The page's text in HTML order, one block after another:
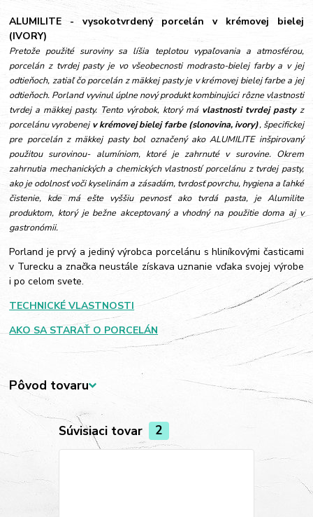
ALUMILITE - vysokotvrdený porcelán v krémovej bielej
(IVORY)
Pretože použité suroviny sa líšia teplotou vypaľovania a atmosférou,
porcelán z tvrdej pasty je vo všeobecnosti modrasto-bielej farby a v jej
odtieňoch, zatiaľ čo porcelán z mäkkej pasty je v krémovej bielej farbe a jej
odtieňoch. Porland vyvinul úplne nový produkt kombinujúci rôzne vlastnosti
tvrdej a mäkkej pasty. Tento výrobok, ktorý má vlastnosti tvrdej pastyz
porcelánu vyrobenejv krémovej bielej farbe (slonovina, ivory), špecifickej
pre porcelán z mäkkej pasty bol označený ako ALUMILITE inšpirovaný
použitou surovinou- alumíniom, ktoré je zahrnuté v surovine. Okrem
zahrnutia mechanických a chemických vlastností porcelánu z tvrdej pasty,
ako je odolnosť voči kyselinám a zásadám, tvrdosť povrchu, hygiena a ľahké
čistenie, kde má ešte vyššiu pevnosť ako tvrdá pasta, je Alumilite
produktom, ktorý je bežne akceptovaný a vhodný na použitie doma aj v
gastronómii.
Porland je prvý a jediný výrobca porcelánu s hliníkovými časticami
v Turecku a značka neustále získava uznanie vďaka svojej výrobe
i po celom svete.
TECHNICKÉ VLASTNOSTI
AKO SA STARAŤ O PORCELÁN
Pôvod tovaru
Súvisiaci tovar 2